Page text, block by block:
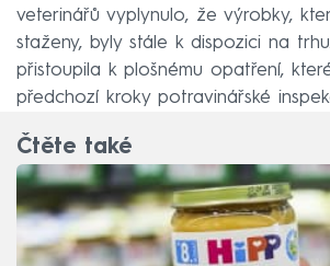
veterinářů vyplynulo, že výrobky,
staženy, byly stále k dispozici na
přistoupila k plošnému opatření,
předchozí kroky potravinářské
Čtěte také